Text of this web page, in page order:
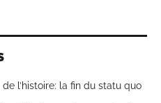
l’histoire: la fin du statu quo